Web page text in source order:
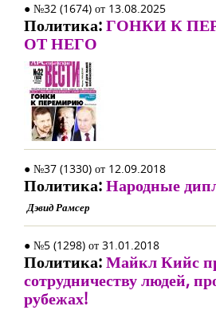
● №32 (1674) от 13.08.2025
Политика:ГОНКИ К
ОТ НЕГО
● №37 (1330) от 12.09.2018
Политика:Народные
Дэвид Рамсер
● №5 (1298) от 31.01.2018
Политика:Майкл Кийс
сотрудничеству людей,
рубежах!